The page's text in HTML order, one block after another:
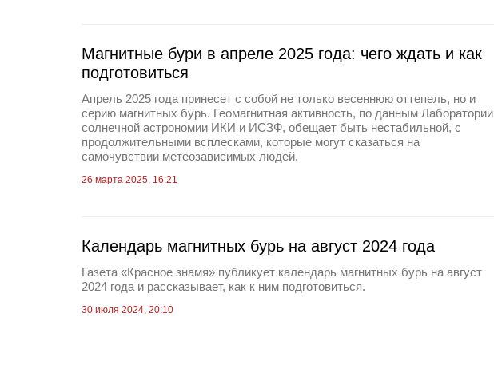
Магнитные бури в апреле 2025 года: чего ждать и как
подготовиться
Апрель 2025 года принесет с собой не только весеннюю оттепель, но и
серию магнитных бурь. Геомагнитная активность, по данным Лаборатории
солнечной астрономии ИКИ и ИСЗФ, обещает быть нестабильной, с
продолжительными всплесками, которые могут сказаться на
самочувствии метеозависимых людей.
26 марта 2025, 16:21
Календарь магнитных бурь на август 2024 года
Газета «Красное знамя» публикует календарь магнитных бурь на август
2024 года и рассказывает, как к ним подготовиться.
30 июля 2024, 20:10